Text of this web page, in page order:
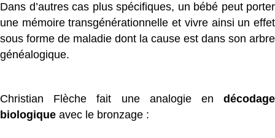
Dans d’autres cas plus spécifiques, un bébé peut porter
une mémoire transgénérationnelle et vivre ainsi un effet
sous forme de maladie dont la cause est dans son arbre
généalogique.
Christian Flèche fait une analogie en décodage
biologique avec le bronzage :